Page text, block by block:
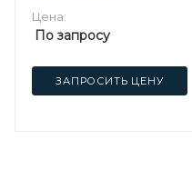
Цена:
По запросу
ЗАПРОСИТЬ ЦЕНУ